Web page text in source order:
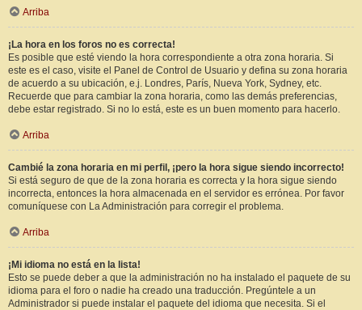
Arriba
¡La hora en los foros no es correcta!
Es posible que esté viendo la hora correspondiente a otra zona horaria. Si
este es el caso, visite el Panel de Control de Usuario y defina su zona horaria
de acuerdo a su ubicación, e.j. Londres, París, Nueva York, Sydney, etc.
Recuerde que para cambiar la zona horaria, como las demás preferencias,
debe estar registrado. Si no lo está, este es un buen momento para hacerlo.
Arriba
Cambié la zona horaria en mi perfil, ¡pero la hora sigue siendo incorrecto!
Si está seguro de que de la zona horaria es correcta y la hora sigue siendo
incorrecta, entonces la hora almacenada en el servidor es errónea. Por favor
comuníquese con La Administración para corregir el problema.
Arriba
¡Mi idioma no está en la lista!
Esto se puede deber a que la administración no ha instalado el paquete de su
idioma para el foro o nadie ha creado una traducción. Pregúntele a un
Administrador si puede instalar el paquete del idioma que necesita. Si el